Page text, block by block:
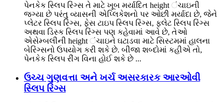
પેનકેક સ્લિપ રિંગ્સ તે માટે ખૂબ મર્યાદિત height ંચાઇની
જગ્યા છે પરંતુ વ્યાસની એપ્લિકેશનો પર ઓછી મર્યાદા છે, જેને
પ્લેટર સ્લિપ રિંગ્સ, ફેસ ટાઇપ સ્લિપ રિંગ્સ, ફ્લેટ સ્લિપ રિંગ્સ
અથવા ડિસ્ક સ્લિપ રિંગ્સ પણ કહેવામાં આવે છે, તેઓ
એસેમ્બલીની height ંચાઇને ઘટાડવા માટે સિસ્ટમમાં હાલના
બેરિંગ્સનો ઉપયોગ કરી શકે છે. બીજા શબ્દોમાં કહીએ તો,
પેનકેક સ્લિપ રીંગ વિના હોઈ શકે છે ...
ઉચ્ચ ગુણવત્તા અને ખર્ચ અસરકારક આરઓવી
સ્લિપ રિંગ્સ